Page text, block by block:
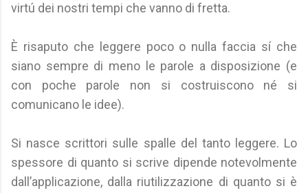
virtú dei nostri tempi che vanno di fretta.
È risaputo che leggere poco o nulla faccia sí che
siano sempre di meno le parole a disposizione (e
con poche parole non si costruiscono né si
comunicano le idee).
Si nasce scrittori sulle spalle del tanto leggere. Lo
spessore di quanto si scrive dipende notevolmente
dall’applicazione, dalla riutilizzazione di quanto si è